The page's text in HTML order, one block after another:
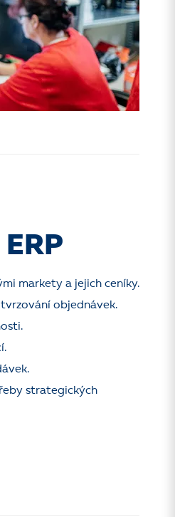
markety a jejich ceníky.
objednávek.
strategických